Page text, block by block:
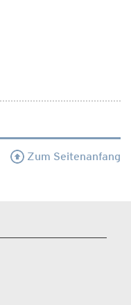
Zum Seitenanfang